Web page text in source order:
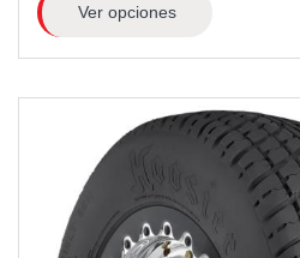
Ver opciones